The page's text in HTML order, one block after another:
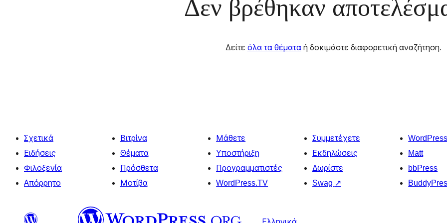
Δεν βρέθηκαν
Δείτε όλα τα θέματαή δοκιμάστε διαφορετική αναζήτηση.
Σχετικά
Ειδήσεις
Φιλοξενία
Απόρρητο
Βιτρίνα
Θέματα
Πρόσθετα
Μοτίβα
Μάθετε
Υποστήριξη
Προγραμματιστές
WordPress.TV
Συμμετέχετε
Εκδηλώσεις
Δωρίστε
Swag ↗
Matt
bbPress